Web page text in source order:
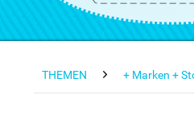
THEMEN + Marken +